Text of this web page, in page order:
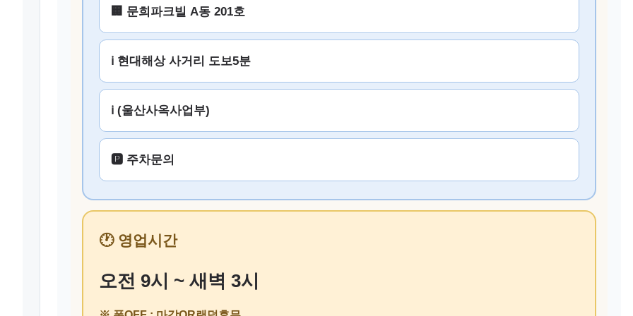
🏢 문희파크빌 A동 201호
ℹ️ 현대해상 사거리 도보5분
ℹ️ (울산사옥사업부)
🅿️ 주차문의
🕐 영업시간
오전 9시 ~ 새벽 3시